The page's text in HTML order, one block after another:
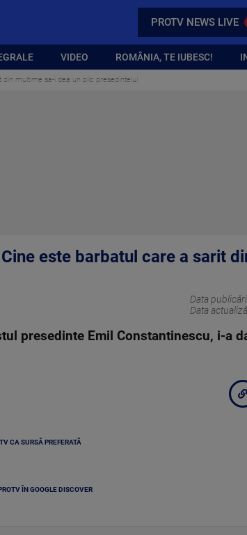
PROTV NEWS LIVE
VIDEO ROMÂNIA, TE IUBESC!
multime sa-i dea un plic presedintelui
este barbatul care a sarit
Data
Data
presedinte Emil Constantinescu, i-a
CA SURSĂ PREFERATĂ
ÎN GOOGLE DISCOVER